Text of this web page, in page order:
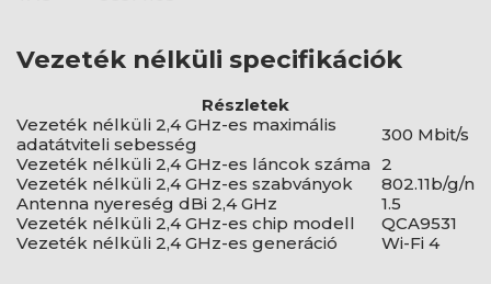
Vezeték nélküli specifikációk
Részletek
Vezeték nélküli 2,4 GHz-es maximális
adatátviteli sebesség
300 Mbit/s
Vezeték nélküli 2,4 GHz-es láncok száma
2
Vezeték nélküli 2,4 GHz-es szabványok
802.11b/g/n
Antenna nyereség dBi 2,4 GHz
1.5
Vezeték nélküli 2,4 GHz-es chip modell
QCA9531
Vezeték nélküli 2,4 GHz-es generáció
Wi-Fi 4